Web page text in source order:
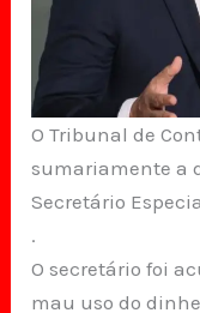
O Tribunal de
sumariamente a
Secretário
.
O secretário foi
mau uso do